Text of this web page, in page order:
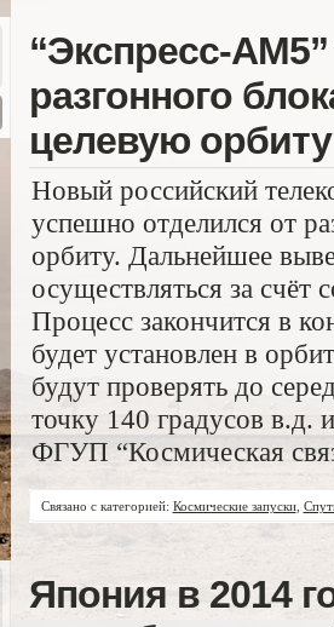
“Экспресс-
разгонного
целевую орбиту
Новый российский
успешно отделился от
орбиту. Дальнейшее
осуществляться за счёт
Процесс закончится в
будет установлен в
будут проверять до
точку 140 градусов в.д.
ФГУП “Космическая
Связано с категорией: Космические запуски,
Япония в 2014